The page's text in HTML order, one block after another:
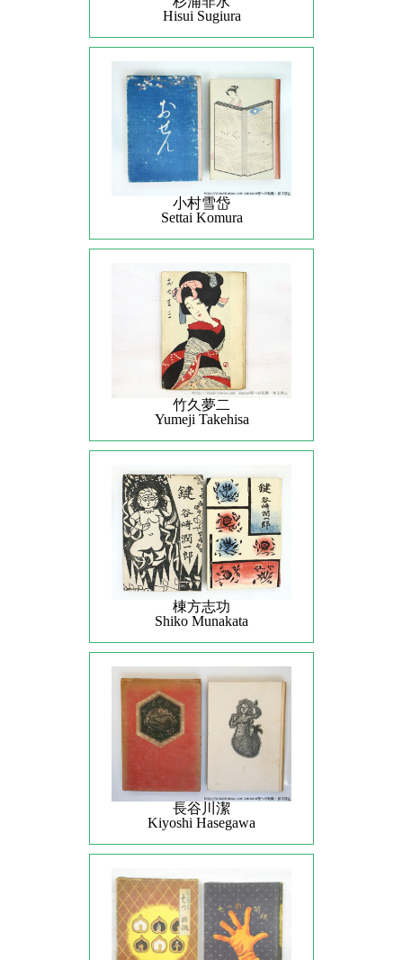
Hisui Sugiura
小村雪岱
Settai Komura
竹久夢二
Yumeji Takehisa
棟方志功
Shiko Munakata
長谷川潔
Kiyoshi Hasegawa